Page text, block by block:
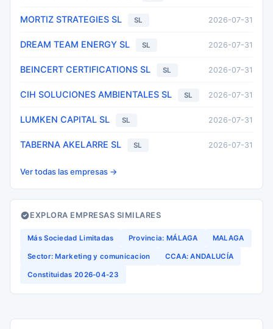
MORTIZ STRATEGIES SL SL 2026-07-31
DREAM TEAM ENERGY SL SL 2026-07-31
BEINCERT CERTIFICATIONS SL SL 2026-07-31
CIH SOLUCIONES AMBIENTALES SL SL 2026-07-31
LUMKEN CAPITAL SL SL 2026-07-31
TABERNA AKELARRE SL SL 2026-07-31
Ver todas las empresas →
EXPLORA EMPRESAS SIMILARES
Más Sociedad Limitadas Provincia: MÁLAGA MALAGA
Sector: Marketing y comunicacion CCAA: ANDALUCÍA
Constituidas 2026-04-23